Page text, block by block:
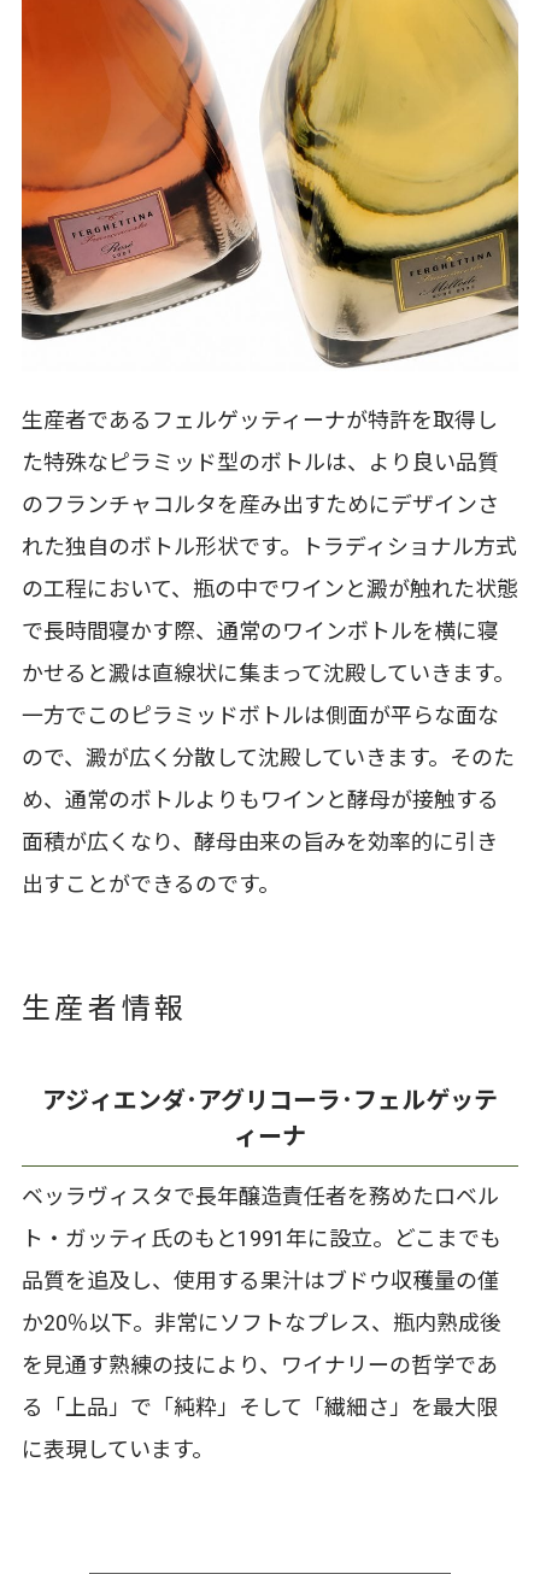
生産者であるフェルゲッティーナが特許を取得し
た特殊なピラミッド型のボトルは、より良い品質
のフランチャコルタを産み出すためにデザインさ
れた独自のボトル形状です。トラディショナル方式
の工程において、瓶の中でワインと澱が触れた状態
で長時間寝かす際、通常のワインボトルを横に寝
かせると澱は直線状に集まって沈殿していきます。
一方でこのピラミッドボトルは側面が平らな面な
ので、澱が広く分散して沈殿していきます。そのた
め、通常のボトルよりもワインと酵母が接触する
面積が広くなり、酵母由来の旨みを効率的に引き
出すことができるのです。
生産者情報
アジィエンダ･アグリコーラ･フェルゲッテ
ィーナ
ベッラヴィスタで長年醸造責任者を務めたロベル
ト・ガッティ氏のもと1991年に設立。どこまでも
品質を追及し、使用する果汁はブドウ収穫量の僅
か20％以下。非常にソフトなプレス、瓶内熟成後
を見通す熟練の技により、ワイナリーの哲学であ
る「上品」で「純粋」そして「繊細さ」を最大限
に表現しています。